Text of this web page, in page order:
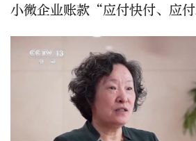
小微企业账款“应付快付、应